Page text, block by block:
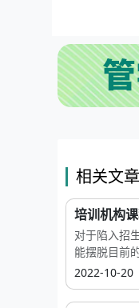
相关文章
培训机构
对于陷入招
能摆脱目前
2022-10-20